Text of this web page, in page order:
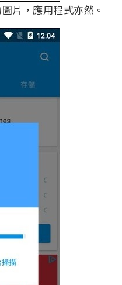
片，應用程式亦然。